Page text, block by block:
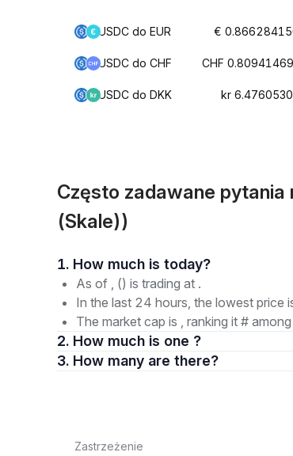
USDC do EUR €
USDC do CHF CHF
USDC do DKK kr
Często zadawane pytania
(Skale))
1. How much is today?
As of , () is trading at .
In the last 24 hours, the lowest price
The market cap is , ranking it #
2. How much is one ?
3. How many are there?
Zastrzeżenie